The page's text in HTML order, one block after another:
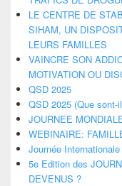
LE CENTRE DE
SIHAM, UN
LEURS FAMILLES
VAINCRE SON
MOTIVATION OU
QSD 2025
QSD 2025 (Que sont-
JOURNEE
WEBINAIRE:
Journée
5e Edition des
DEVENUS ?